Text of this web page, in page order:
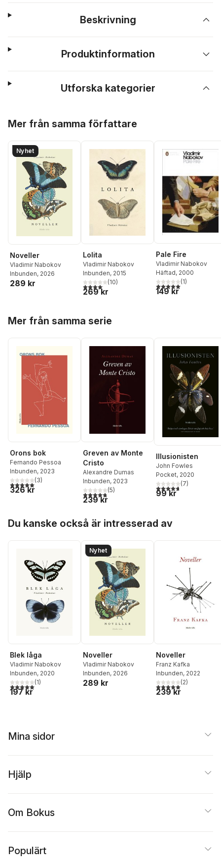
Beskrivning
Produktinformation
Utforska kategorier
Mer från samma författare
Nyhet
Noveller
Vladimir Nabokov
Inbunden, 2026
289 kr
Lolita
Vladimir Nabokov
Inbunden, 2015
4,1utav 5 stjärnor. Totalt antal röster:
(10)
269 kr
Pale Fire
Vladimir Nabokov
Häftad, 2000
5,0utav 5 stjärnor.
(1)
149 kr
Mer från samma serie
Orons bok
Fernando Pessoa
Inbunden, 2023
5,0utav 5 stjärnor. Totalt antal röster:
(3)
326 kr
Greven av Monte
Cristo
Alexandre Dumas
Inbunden, 2023
4,8utav 5 stjärnor. Totalt antal röster:
(5)
239 kr
Illusionisten
John Fowles
Pocket, 2020
4,7utav 5 stjärnor.
(7)
99 kr
Du kanske också är intresserad av
Blek låga
Vladimir Nabokov
Inbunden, 2020
5,0utav 5 stjärnor. Totalt antal röster:
(1)
197 kr
Nyhet
Noveller
Vladimir Nabokov
Inbunden, 2026
289 kr
Noveller
Franz Kafka
Inbunden, 2022
5,0utav 5 stjärnor.
(2)
239 kr
Mina sidor
Hjälp
Om Bokus
Populärt